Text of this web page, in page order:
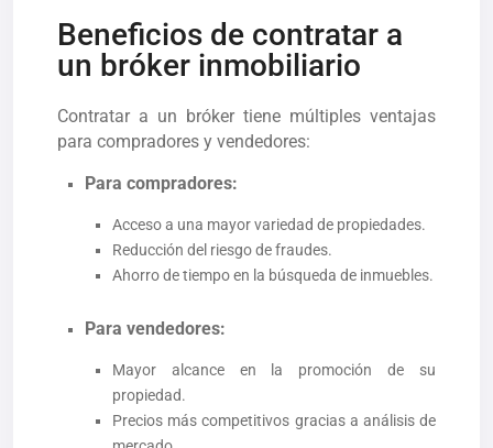
Beneficios de contratar a
un bróker inmobiliario
Contratar a un bróker tiene múltiples ventajas
para compradores y vendedores:
Para compradores:
Acceso a una mayor variedad de propiedades.
Reducción del riesgo de fraudes.
Ahorro de tiempo en la búsqueda de inmuebles.
Para vendedores:
Mayor alcance en la promoción de su
propiedad.
Precios más competitivos gracias a análisis de